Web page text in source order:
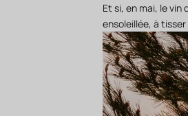
Et si, en mai, le
ensoleillée, à